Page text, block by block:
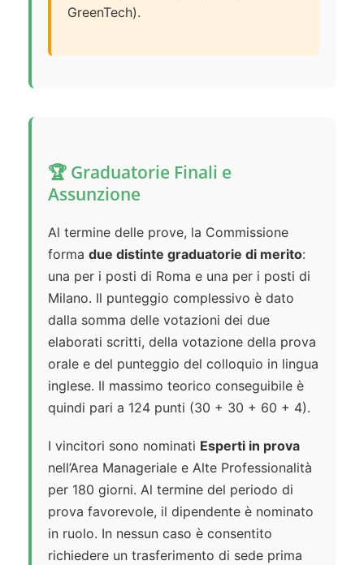
GreenTech).
🏆 Graduatorie Finali e
Assunzione
Al termine delle prove, la Commissione
forma due distinte graduatorie di merito:
una per i posti di Roma e una per i posti di
Milano. Il punteggio complessivo è dato
dalla somma delle votazioni dei due
elaborati scritti, della votazione della prova
orale e del punteggio del colloquio in lingua
inglese. Il massimo teorico conseguibile è
quindi pari a 124 punti (30 + 30 + 60 + 4).
I vincitori sono nominati Esperti in prova
nell’Area Manageriale e Alte Professionalità
per 180 giorni. Al termine del periodo di
prova favorevole, il dipendente è nominato
in ruolo. In nessun caso è consentito
richiedere un trasferimento di sede prima